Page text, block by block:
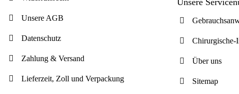
Unsere AGB
Datenschutz
Zahlung & Versand
Lieferzeit, Zoll und Verpackung
Unsere
Chirurgische-
Über uns
Sitemap